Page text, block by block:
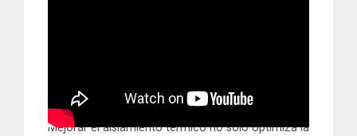
Mejorar el aislamiento térmico no solo optimiza la